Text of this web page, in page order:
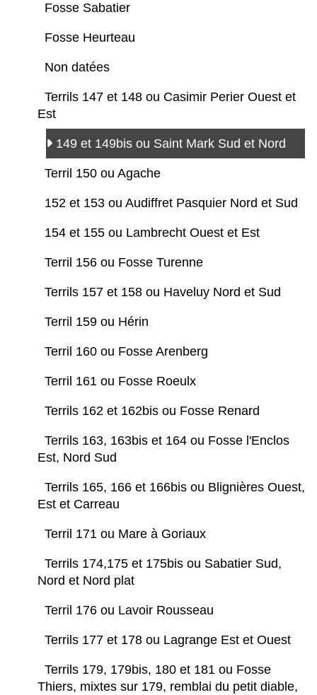
Fosse Sabatier
Fosse Heurteau
Non datées
Terrils 147 et 148 ou Casimir Perier Ouest et
Est
149 et 149bis ou Saint Mark Sud et Nord
Terril 150 ou Agache
152 et 153 ou Audiffret Pasquier Nord et Sud
154 et 155 ou Lambrecht Ouest et Est
Terril 156 ou Fosse Turenne
Terrils 157 et 158 ou Haveluy Nord et Sud
Terril 159 ou Hérin
Terril 160 ou Fosse Arenberg
Terril 161 ou Fosse Roeulx
Terrils 162 et 162bis ou Fosse Renard
Terrils 163, 163bis et 164 ou Fosse l'Enclos
Est, Nord Sud
Terrils 165, 166 et 166bis ou Blignières Ouest,
Est et Carreau
Terril 171 ou Mare à Goriaux
Terrils 174,175 et 175bis ou Sabatier Sud,
Nord et Nord plat
Terril 176 ou Lavoir Rousseau
Terrils 177 et 178 ou Lagrange Est et Ouest
Terrils 179, 179bis, 180 et 181 ou Fosse
Thiers, mixtes sur 179, remblai du petit diable,